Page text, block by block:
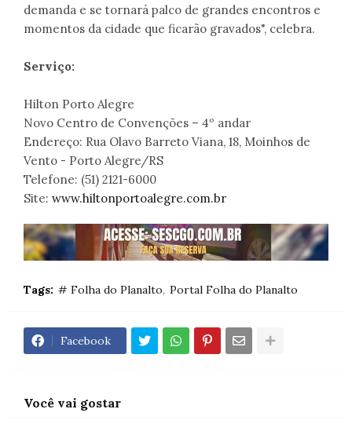
demanda e se tornará palco de grandes encontros e
momentos da cidade que ficarão gravados", celebra.
Serviço:
Hilton Porto Alegre
Novo Centro de Convenções – 4º andar
Endereço: Rua Olavo Barreto Viana, 18, Moinhos de
Vento - Porto Alegre/RS
Telefone: (51) 2121-6000
Site: www.hiltonportoalegre.com.br
Tags: # Folha do Planalto Portal Folha do Planalto
Facebook
Você vai gostar